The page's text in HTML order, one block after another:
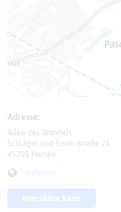
Adresse:
Allee des Wandels
Schlägel-und-Eisen-Straße 26
45701 Herten
Webseite
Interaktive Karte